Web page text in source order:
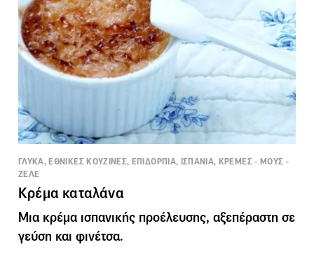
ΓΛΥΚΑ, ΕΘΝΙΚΕΣ ΚΟΥΖΙΝΕΣ, ΕΠΙΔΟΡΠΙΑ, ΙΣΠΑΝΙΑ, ΚΡΕΜΕΣ - ΜΟΥΣ -
ΖΕΛΕ
Κρέμα καταλάνα
Μια κρέμα ισπανικής προέλευσης, αξεπέραστη σε
γεύση και φινέτσα.